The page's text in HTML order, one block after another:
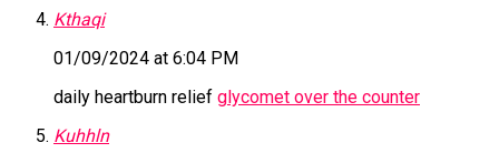
Kthaqi
01/09/2024 at 6:04 PM
daily heartburn relief glycomet over the counter
Kuhhln